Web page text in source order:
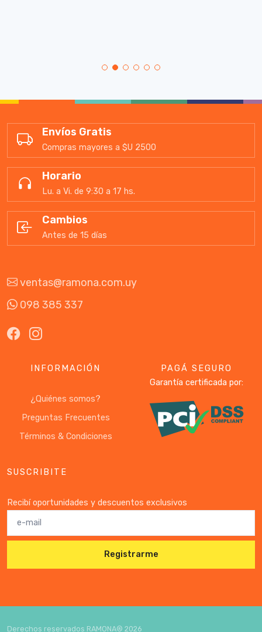
Envíos Gratis
Compras mayores a $U 2500
Horario
Lu. a Vi. de 9:30 a 17 hs.
Cambios
Antes de 15 días
ventas@ramona.com.uy
098 385 337
INFORMACIÓN
¿Quiénes somos?
Preguntas Frecuentes
Términos & Condiciones
PAGÁ SEGURO
Garantía certificada por:
SUSCRIBITE
Recibí oportunidades y descuentos exclusivos
Registrarme
Derechos reservados RAMONA® 2026